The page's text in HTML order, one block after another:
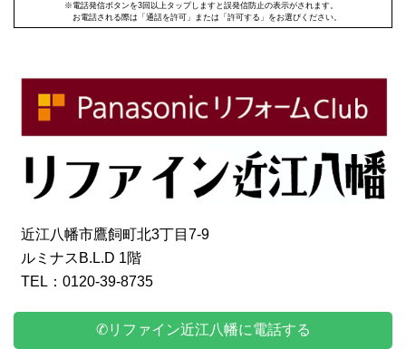
※電話発信ボタンを3回以上タップしますと誤発信防止の表示がされます。
お電話される際は「通話を許可」または「許可する」をお選びください。
近江八幡市鷹飼町北3丁目7-9
ルミナスB.L.D 1階
TEL：0120-39-8735
✆リファイン近江八幡に電話する